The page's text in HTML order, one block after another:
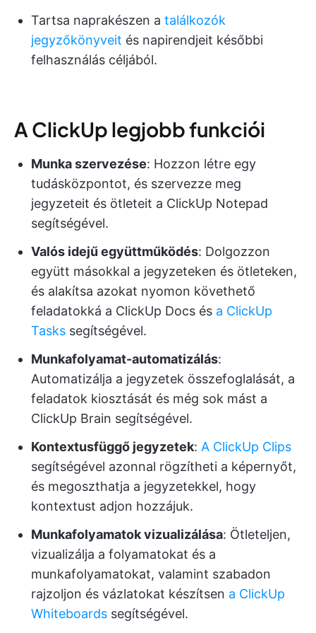
Tartsa naprakészen a találkozók
jegyzőkönyveit és napirendjeit későbbi
felhasználás céljából.
A ClickUp legjobb funkciói
Munka szervezése: Hozzon létre egy
tudásközpontot, és szervezze meg
jegyzeteit és ötleteit a ClickUp Notepad
segítségével.
Valós idejű együttműködés: Dolgozzon
együtt másokkal a jegyzeteken és ötleteken,
és alakítsa azokat nyomon követhető
feladatokká a ClickUp Docs és a ClickUp
Tasks segítségével.
Munkafolyamat-automatizálás:
Automatizálja a jegyzetek összefoglalását, a
feladatok kiosztását és még sok mást a
ClickUp Brain segítségével.
Kontextusfüggő jegyzetek: A ClickUp Clips
segítségével azonnal rögzítheti a képernyőt,
és megoszthatja a jegyzetekkel, hogy
kontextust adjon hozzájuk.
Munkafolyamatok vizualizálása: Ötleteljen,
vizualizálja a folyamatokat és a
munkafolyamatokat, valamint szabadon
rajzoljon és vázlatokat készítsen a ClickUp
Whiteboards segítségével.